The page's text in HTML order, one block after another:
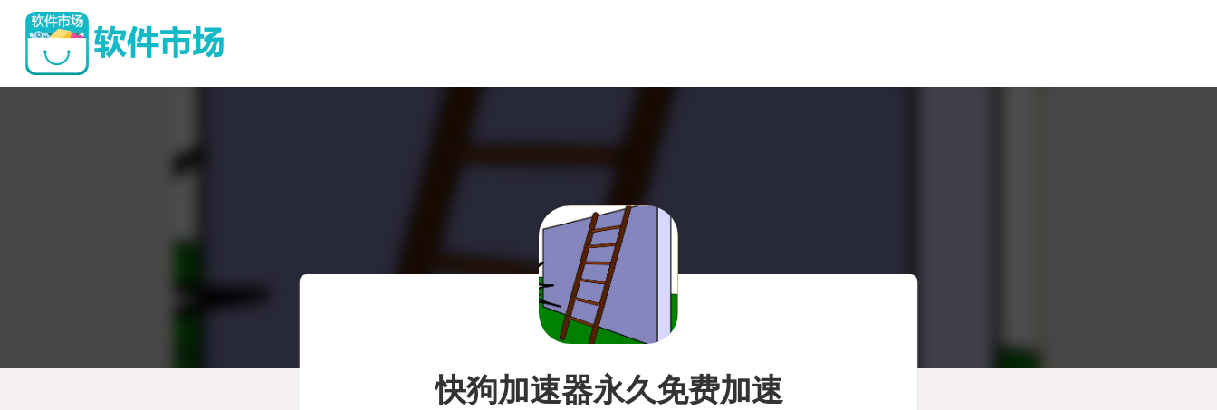
快狗加速器永久免费加速